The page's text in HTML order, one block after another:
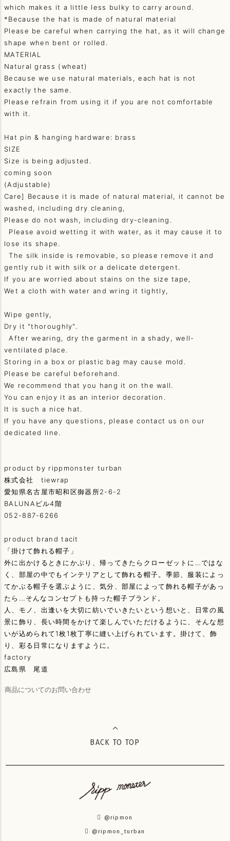
which makes it a little less bulky to carry around.
*Because the hat is made of natural material
Please be careful when carrying the hat, as it will change
shape when bent or rolled.
MATERIAL
Natural grass (wheat)
Because we use natural materials, each hat is not
exactly the same.
Please refrain from using it if you are not comfortable
with it.
Hat pin & hanging hardware: brass
SIZE
Size is being adjusted.
coming soon
(Adjustable)
Care] Because it is made of natural material, it cannot be
washed, including dry cleaning,
Please do not wash, including dry-cleaning.
Please avoid wetting it with water, as it may cause it to
lose its shape.
The silk inside is removable, so please remove it and
gently rub it with silk or a delicate detergent.
If you are worried about stains on the size tape,
Wet a cloth with water and wring it tightly,
Wipe gently,
Dry it "thoroughly".
After wearing, dry the garment in a shady, well-
ventilated place.
Storing in a box or plastic bag may cause mold.
Please be careful beforehand.
We recommend that you hang it on the wall.
You can enjoy it as an interior decoration.
It is such a nice hat.
If you have any questions, please contact us on our
dedicated line.
product by rippmonster turban
株式会社 tiewrap
愛知県名古屋市昭和区御器所2-6-2
BALUNAビル4階
052-887-6266
product brand tacit
「掛けて飾れる帽子」
外に出かけるときにかぶり、帰ってきたらクローゼットに…ではな
く、部屋の中でもインテリアとして飾れる帽子。季節、服装によっ
てかぶる帽子を選ぶように、気分、部屋によって飾れる帽子があっ
たら...そんなコンセプトも持った帽子ブランド。
人、モノ、出逢いを大切に紡いでいきたいという想いと、日常の風
景に飾り、長い時間をかけて楽しんでいただけるように、そんな想
いが込められて1枚1枚丁寧に縫い上げられています。掛けて、飾
り、彩る日常になりますように。
factory
広島県 尾道
商品についてのお問い合わせ
BACK TO TOP
@ripmon
@ripmon_turban